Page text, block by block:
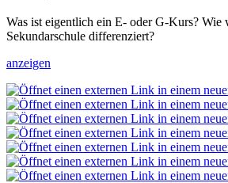
Was ist eigentlich ein E- oder G-Kurs? Wie
Sekundarschule differenziert?
anzeigen